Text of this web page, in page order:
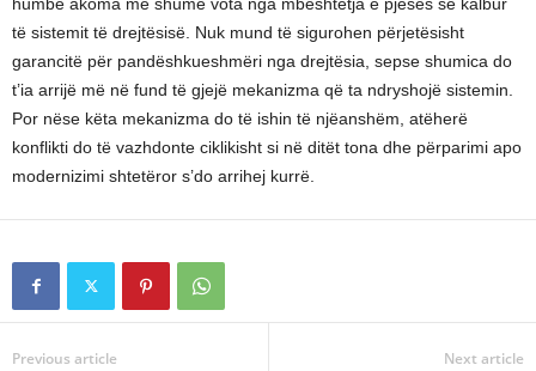
të sistemit të drejtësisë. Nuk mund të sigurohen përjetësisht
garancitë për pandëshkueshmëri nga drejtësia, sepse shumica do
t’ia arrijë më në fund të gjejë mekanizma që ta ndryshojë sistemin.
Por nëse këta mekanizma do të ishin të njëanshëm, atëherë
konflikti do të vazhdonte ciklikisht si në ditët tona dhe përparimi apo
modernizimi shtetëror s’do arrihej kurrë.
Previous article Next article